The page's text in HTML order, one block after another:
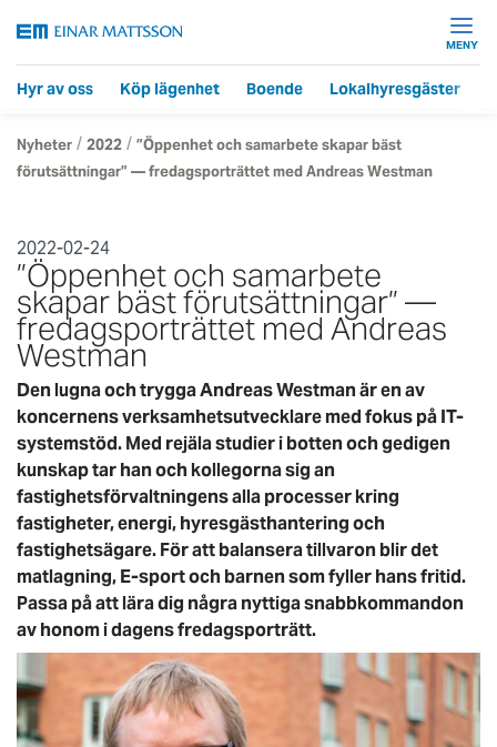
MENY
Hyr av oss Köp lägenhet Boende Lokalhyresgäster
Nyheter / 2022 / ”Öppenhet och samarbete skapar bäst
förutsättningar” — fredagsporträttet med Andreas Westman
2022-02-24
”Öppenhet och samarbete
skapar bäst förutsättningar” —
fredagsporträttet med Andreas
Westman
Den lugna och trygga Andreas Westman är en av
koncernens verksamhetsutvecklare med fokus på IT-
systemstöd. Med rejäla studier i botten och gedigen
kunskap tar han och kollegorna sig an
fastighetsförvaltningens alla processer kring
fastigheter, energi, hyresgästhantering och
fastighetsägare. För att balansera tillvaron blir det
matlagning, E-sport och barnen som fyller hans fritid.
Passa på att lära dig några nyttiga snabbkommandon
av honom i dagens fredagsporträtt.